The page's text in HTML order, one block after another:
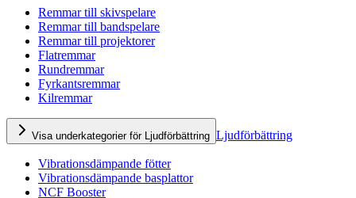
Remmar till skivspelare
Remmar till bandspelare
Remmar till projektorer
Flatremmar
Rundremmar
Fyrkantsremmar
Kilremmar
Visa underkategorier för Ljudförbättring Ljudförbättring
Vibrationsdämpande fötter
Vibrationsdämpande basplattor
NCF Booster